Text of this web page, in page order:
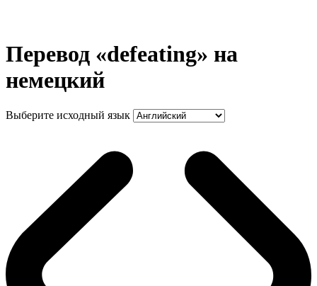
Перевод «defeating» на
немецкий
Выберите исходный язык